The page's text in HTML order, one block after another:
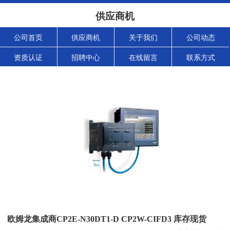
供应商机
公司首页 供应商机 关于我们 公司动态
资质认证 招聘中心 在线留言 联系方式
欧姆龙集成商CP2E-N30DT1-D CP2W-CIFD3 库存现货